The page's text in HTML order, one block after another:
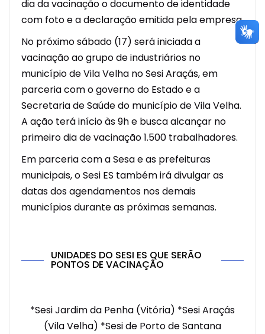
dia da vacinação o documento de identidade
com foto e a declaração emitida pela empresa.
No próximo sábado (17) será iniciada a
vacinação ao grupo de industriários no
município de Vila Velha no Sesi Araçás, em
parceria com o governo do Estado e a
Secretaria de Saúde do município de Vila Velha.
A ação terá início às 9h e busca alcançar no
primeiro dia de vacinação 1.500 trabalhadores.
Em parceria com a Sesa e as prefeituras
municipais, o Sesi ES também irá divulgar as
datas dos agendamentos nos demais
municípios durante as próximas semanas.
UNIDADES DO SESI ES QUE SERÃO
PONTOS DE VACINAÇÃO
*Sesi Jardim da Penha (Vitória) *Sesi Araçás
(Vila Velha) *Sesi de Porto de Santana